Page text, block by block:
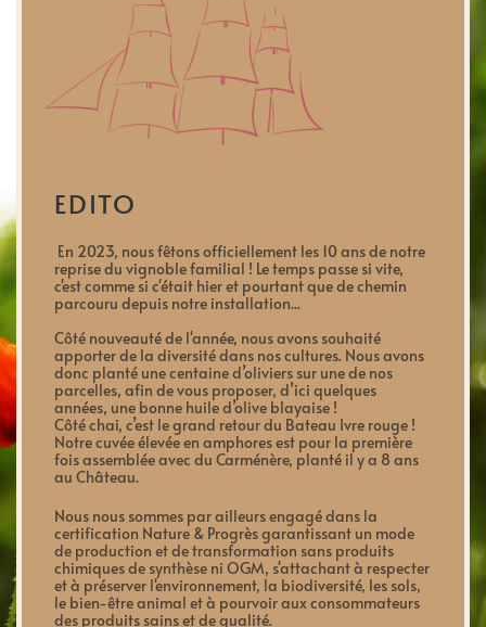
EDITO
En 2023, nous fêtons officiellement les 10 ans de notre
reprise du vignoble familial ! Le temps passe si vite,
c'est comme si c'était hier et pourtant que de chemin
parcouru depuis notre installation...
Côté nouveauté de l'année, nous avons souhaité
apporter de la diversité dans nos cultures. Nous avons
donc planté une centaine d’oliviers sur une de nos
parcelles, afin de vous proposer, d’ici quelques
années, une bonne huile d’olive blayaise !
Côté chai, c’est le grand retour du Bateau Ivre rouge !
Notre cuvée élevée en amphores est pour la première
fois assemblée avec du Carménère, planté il y a 8 ans
au Château.
Nous nous sommes par ailleurs engagé dans la
certification Nature & Progrèsgarantissant un mode
de production et de transformation sans produits
chimiques de synthèse ni OGM, s'attachant à respecter
et à préserver l'environnement, la biodiversité, les sols,
le bien-être animal et à pourvoir aux consommateurs
des produits sains et de qualité.